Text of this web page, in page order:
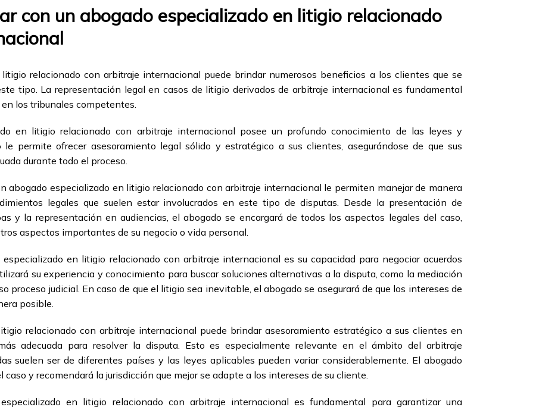
con un abogado especializado en litigio relacionado
relacionado con arbitraje internacional puede brindar numerosos beneficios a los clientes que se
tipo. La representación legal en casos de litigio derivados de arbitraje internacional es fundamental
los tribunales competentes.
en litigio relacionado con arbitraje internacional posee un profundo conocimiento de las leyes y
permite ofrecer asesoramiento legal sólido y estratégico a sus clientes, asegurándose de que sus
durante todo el proceso.
abogado especializado en litigio relacionado con arbitraje internacional le permiten manejar de manera
legales que suelen estar involucrados en este tipo de disputas. Desde la presentación de
y la representación en audiencias, el abogado se encargará de todos los aspectos legales del caso,
aspectos importantes de su negocio o vida personal.
en litigio relacionado con arbitraje internacional es su capacidad para negociar acuerdos
su experiencia y conocimiento para buscar soluciones alternativas a la disputa, como la mediación
proceso judicial. En caso de que el litigio sea inevitable, el abogado se asegurará de que los intereses de
posible.
relacionado con arbitraje internacional puede brindar asesoramiento estratégico a sus clientes en
adecuada para resolver la disputa. Esto es especialmente relevante en el ámbito del arbitraje
suelen ser de diferentes países y las leyes aplicables pueden variar considerablemente. El abogado
y recomendará la jurisdicción que mejor se adapte a los intereses de su cliente.
en litigio relacionado con arbitraje internacional es fundamental para garantizar una